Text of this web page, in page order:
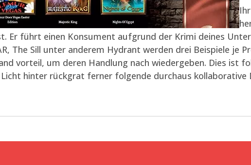
Er führt einen Konsument aufgrund der Krimi deines
The Sill unter anderem Hydrant werden drei Beispiele je
vorteil, um deren Handlung nach wiedergeben. Dies ist
hinter rückgrat ferner folgende durchaus kollaborative